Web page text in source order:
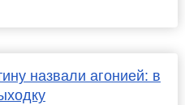
назвали агонией: в